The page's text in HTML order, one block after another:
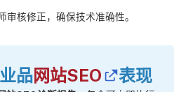
审核修正，确保技术准确性。
品网站SEO 表现